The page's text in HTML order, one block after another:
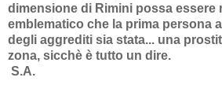
dimensione di Rimini possa essere
emblematico che la prima persona
degli aggrediti sia stata... una
zona, sicchè è tutto un dire.
S.A.